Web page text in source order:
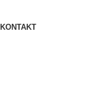
KONTAKT